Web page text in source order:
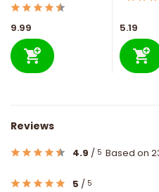
9.99 5.19
Reviews
4.9 / 5 Based on
5 / 5